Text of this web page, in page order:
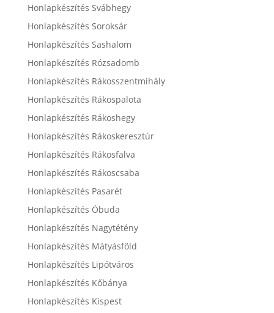
Honlapkészítés Svábhegy
Honlapkészítés Soroksár
Honlapkészítés Sashalom
Honlapkészítés Rózsadomb
Honlapkészítés Rákosszentmihály
Honlapkészítés Rákospalota
Honlapkészítés Rákoshegy
Honlapkészítés Rákoskeresztúr
Honlapkészítés Rákosfalva
Honlapkészítés Rákoscsaba
Honlapkészítés Pasarét
Honlapkészítés Óbuda
Honlapkészítés Nagytétény
Honlapkészítés Mátyásföld
Honlapkészítés Lipótváros
Honlapkészítés Kőbánya
Honlapkészítés Kispest